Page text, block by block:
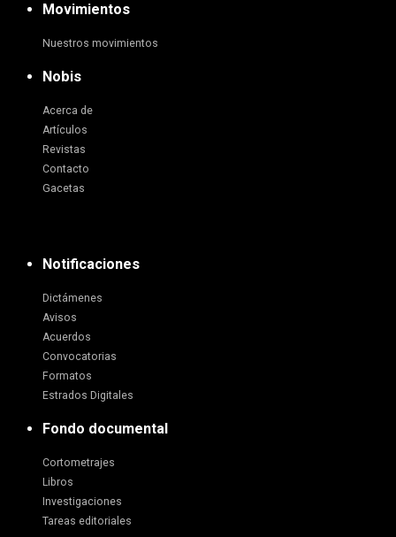
Movimientos
Nuestros movimientos
Nobis
Acerca de
Artículos
Revistas
Contacto
Gacetas
Notificaciones
Dictámenes
Avisos
Acuerdos
Convocatorias
Formatos
Estrados Digitales
Fondo documental
Cortometrajes
Libros
Investigaciones
Tareas editoriales